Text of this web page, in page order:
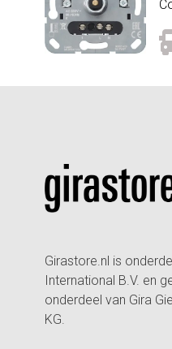
Girastore.nl is
International B.V. en
onderdeel van Gira
KG.